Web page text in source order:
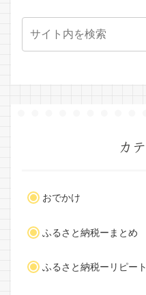
カ
おでかけ
ふるさと納税ーまとめ
ふるさと納税ーリピート